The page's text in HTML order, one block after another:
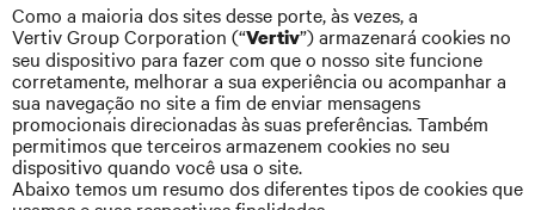
Como a maioria dos sites desse porte, às vezes, a
Vertiv Group Corporation (“Vertiv”) armazenará cookies no
seu dispositivo para fazer com que o nosso site funcione
corretamente, melhorar a sua experiência ou acompanhar a
sua navegação no site a fim de enviar mensagens
promocionais direcionadas às suas preferências. Também
permitimos que terceiros armazenem cookies no seu
dispositivo quando você usa o site.
Abaixo temos um resumo dos diferentes tipos de cookies que